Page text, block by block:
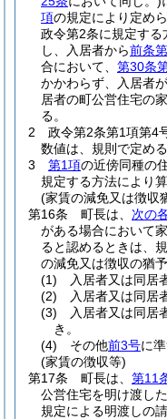
項の規定により定め
政令第2条に規定する
し、入居者から前条
合において、 第30条
かかわらず、入居者
居者の町公営住宅の
る。
2
政令第2条第1項第4
数値は、規則で定める
3
第1項の近傍同種の
規定する方法により
(家賃の減免又は徴収
第16条
町長は、 次の
がある場合において
ると認めるときは、
の減免又は徴収の猶
(1)
入居者又は同居
(2)
入居者又は同居
(3)
入居者又は同居
き。
(4)
その他前3号に
(家賃の徴収等)
第17条
町長は、 第11
公営住宅を明け渡し
規定による明渡しの